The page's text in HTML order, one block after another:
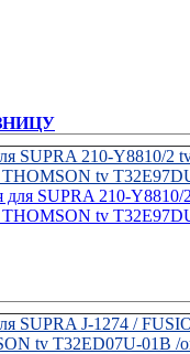
SUPRA 210-Y8810/2
tv
SUPRA J-1274 /
tv T32ED07U-01B /